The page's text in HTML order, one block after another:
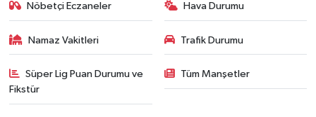
Nöbetçi Eczaneler Hava Durumu
Namaz Vakitleri Trafik Durumu
Süper Lig Puan Durumu ve
Fikstür
Tüm Manşetler